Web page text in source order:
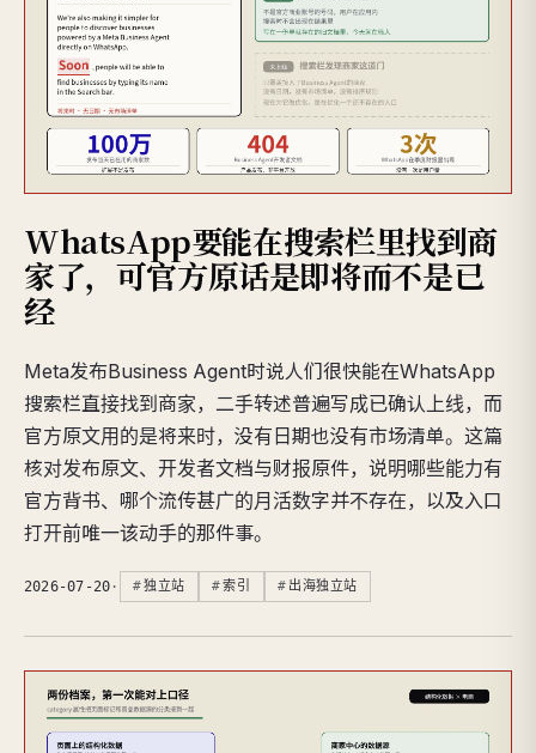
WhatsApp要能在搜索栏里找到商
家了，可官方原话是即将而不是已
经
Meta发布Business Agent时说人们很快能在WhatsApp
搜索栏直接找到商家，二手转述普遍写成已确认上线，而
官方原文用的是将来时，没有日期也没有市场清单。这篇
核对发布原文、开发者文档与财报原件，说明哪些能力有
官方背书、哪个流传甚广的月活数字并不存在，以及入口
打开前唯一该动手的那件事。
2026-07-20 · 独立站 索引 出海独立站